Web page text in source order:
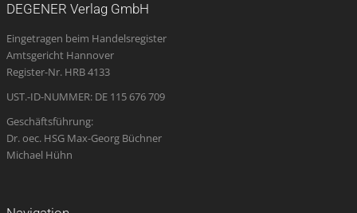
new
window
new
window
new
window
opens
in
new
new
DEGENER Verlag GmbH
Eingetragen beim Handelsregister
Amtsgericht Hannover
Register-Nr. HRB 4133
UST.-ID-NUMMER: DE 115 676 709
Geschäftsführung:
Dr. oec. HSG Max-Georg Büchner
Michael Hühn